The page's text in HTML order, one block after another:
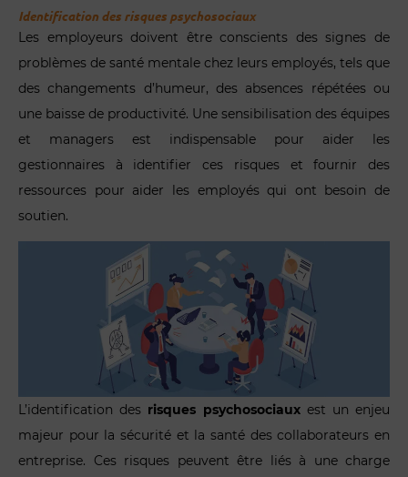
Identification des risques psychosociaux
Les employeurs doivent être conscients des signes de
problèmes de santé mentale chez leurs employés, tels que
des changements d’humeur, des absences répétées ou
une baisse de productivité. Une sensibilisation des équipes
et managers est indispensable pour aider les
gestionnaires à identifier ces risques et fournir des
ressources pour aider les employés qui ont besoin de
soutien.
L’identification des risques psychosociauxest un enjeu
majeur pour la sécurité et la santé des collaborateurs en
entreprise. Ces risques peuvent être liés à une charge